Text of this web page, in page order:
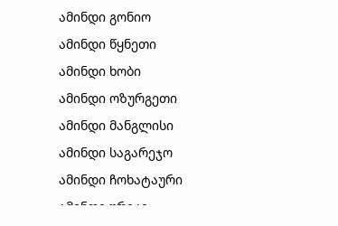
ამინდი გონიო
ამინდი წყნეთი
ამინდი ხობი
ამინდი ოზურგეთი
ამინდი მანგლისი
ამინდი საგარეჯო
ამინდი ჩოხატაური
ამინდი ურეკი